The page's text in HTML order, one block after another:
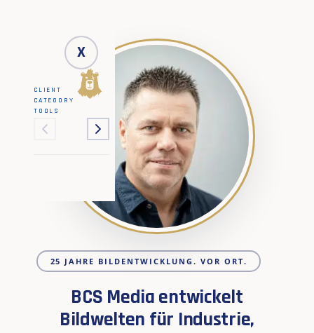
X
CLIENT
CATEGORY
TOOLS
25 JAHRE BILDENTWICKLUNG. VOR ORT.
BCS Media entwickelt
Bildwelten für Industrie,